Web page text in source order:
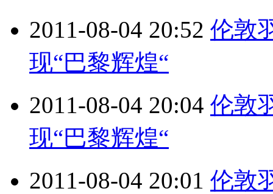
2011-08-04 20:52 伦敦
现“巴黎辉煌“
2011-08-04 20:04 伦敦
现“巴黎辉煌“
2011-08-04 20:01 伦敦